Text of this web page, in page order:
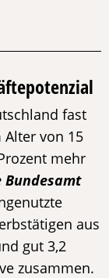
fast
von 15
mehr
aus
gut 3,2
zusammen.